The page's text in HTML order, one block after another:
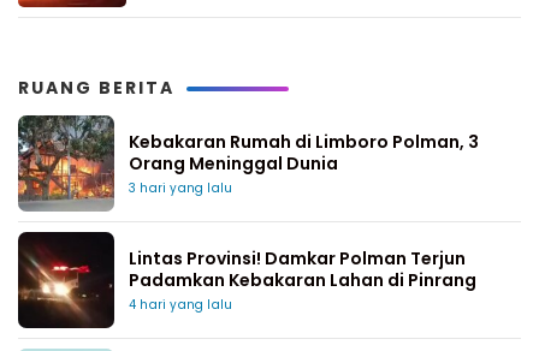
RUANG BERITA
Kebakaran Rumah di Limboro Polman, 3
Orang Meninggal Dunia
3 hari yang lalu
Lintas Provinsi! Damkar Polman Terjun
Padamkan Kebakaran Lahan di Pinrang
4 hari yang lalu